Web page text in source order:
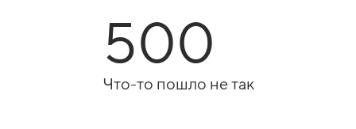
500
Что-то пошло не так